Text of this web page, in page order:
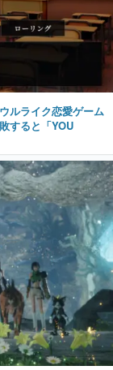
ルライク恋愛ゲーム
すると「YOU